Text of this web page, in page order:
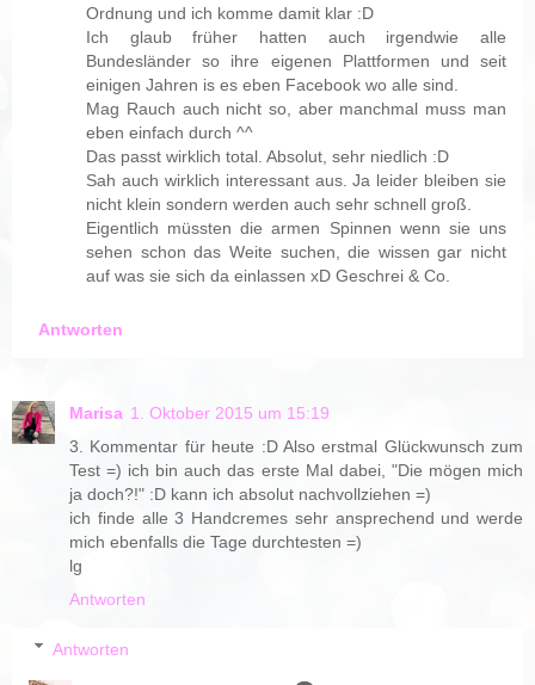
Ordnung und ich komme damit klar :D
Ich glaub früher hatten auch irgendwie alle
Bundesländer so ihre eigenen Plattformen und seit
einigen Jahren is es eben Facebook wo alle sind.
Mag Rauch auch nicht so, aber manchmal muss man
eben einfach durch ^^
Das passt wirklich total. Absolut, sehr niedlich :D
Sah auch wirklich interessant aus. Ja leider bleiben sie
nicht klein sondern werden auch sehr schnell groß.
Eigentlich müssten die armen Spinnen wenn sie uns
sehen schon das Weite suchen, die wissen gar nicht
auf was sie sich da einlassen xD Geschrei & Co.
Antworten
Marisa 1. Oktober 2015 um 15:19
3. Kommentar für heute :D Also erstmal Glückwunsch zum
Test =) ich bin auch das erste Mal dabei, "Die mögen mich
ja doch?!" :D kann ich absolut nachvollziehen =)
ich finde alle 3 Handcremes sehr ansprechend und werde
mich ebenfalls die Tage durchtesten =)
lg
Antworten
Antworten